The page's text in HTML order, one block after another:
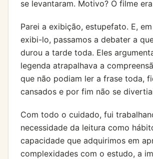
se levantaram. Motivo? O filme
Parei a exibição, estupefato. E,
exibi-lo, passamos a debater a
durou a tarde toda. Eles
legenda atrapalhava a
que não podiam ler a frase toda,
cansados e por fim não se
Com todo o cuidado, fui
necessidade da leitura como
capacidade que adquirimos em
complexidades com o estudo, a